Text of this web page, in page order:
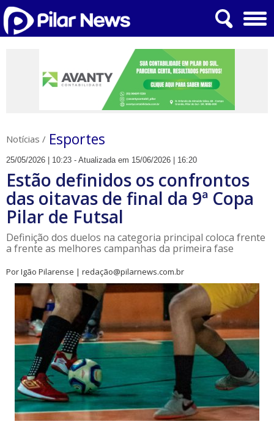
Notícias / Esportes
25/05/2026 | 10:23 - Atualizada em 15/06/2026 | 16:20
Estão definidos os confrontos
das oitavas de final da 9ª Copa
Pilar de Futsal
​Definição dos duelos na categoria principal coloca frente
a frente as melhores campanhas da primeira fase
Por Igão Pilarense | redação@pilarnews.com.br